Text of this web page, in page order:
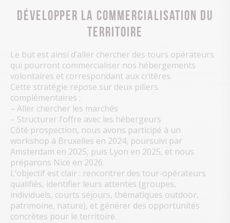
Développer la commercialisation du
territoire
Le but est ainsi d’aller chercher des tours opérateurs
qui pourront commercialiser nos hébergements
volontaires et correspondant aux critères.
Cette stratégie repose sur deux piliers
complémentaires :
– Aller chercher les marchés
– Structurer l’offre avec les hébergeurs
Côté prospection, nous avons participé à un
workshop à Bruxelles en 2024, poursuivi par
Amsterdam en 2025, puis Lyon en 2025, et nous
préparons Nice en 2026.
L’objectif est clair : rencontrer des tour-opérateurs
qualifiés, identifier leurs attentes (groupes,
individuels, courts séjours, thématiques outdoor,
patrimoine, nature), et générer des opportunités
concrètes pour le territoire.